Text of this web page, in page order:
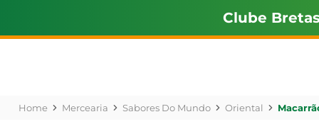
Clube Bretas
Mercearia Sabores Do Mundo Oriental